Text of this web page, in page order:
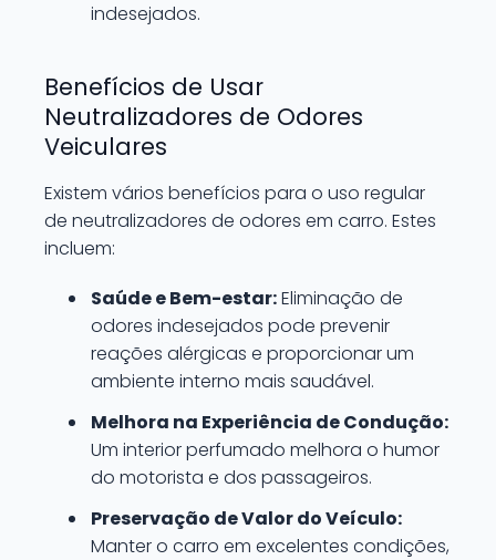
indesejados.
Benefícios de Usar
Neutralizadores de Odores
Veiculares
Existem vários benefícios para o uso regular
de neutralizadores de odores em carro. Estes
incluem:
Saúde e Bem-estar:Eliminação de
odores indesejados pode prevenir
reações alérgicas e proporcionar um
ambiente interno mais saudável.
Melhora na Experiência de Condução:
Um interior perfumado melhora o humor
do motorista e dos passageiros.
Preservação de Valor do Veículo:
Manter o carro em excelentes condições,